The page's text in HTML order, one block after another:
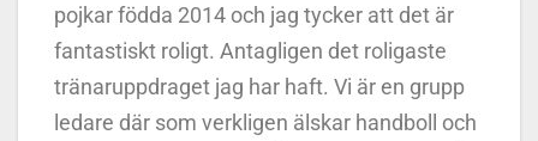
pojkar födda 2014 och jag tycker att det är
fantastiskt roligt. Antagligen det roligaste
tränaruppdraget jag har haft. Vi är en grupp
ledare där som verkligen älskar handboll och